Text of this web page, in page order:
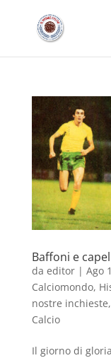
Baffoni e
da editor| Ago
Calciomondo,
nostre inchieste,
Calcio
Il giorno di